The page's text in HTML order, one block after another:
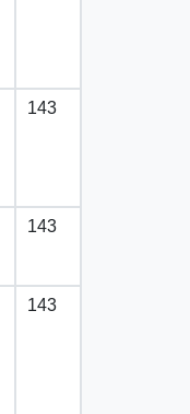
143
143
143